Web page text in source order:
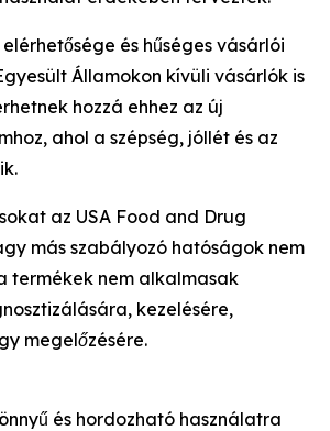
és hűséges vásárlói
Államokon kívüli vásárlók is
hozzá ehhez az új
ahol a szépség, jóllét és az
az USA Food and Drug
más szabályozó hatóságok nem
termékek nem alkalmasak
kezelésére,
megelőzésére.
és hordozható használatra